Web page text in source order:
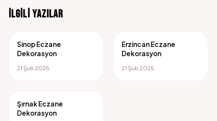
İLGILI YAZILAR
Sinop Eczane
Dekorasyon
21 Şub 2025
Erzincan Eczane
Dekorasyon
21 Şub 2025
Şırnak Eczane
Dekorasyon